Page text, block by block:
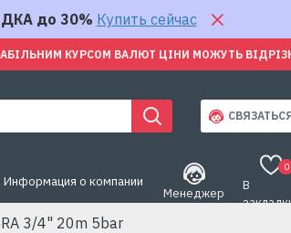
до 30% Купить сейчас
КУРСОМ ВАЛЮТ ЦІНИ МОЖУТЬ
Информация о компании
Менеджер
В
0
3/4" 20m 5bar